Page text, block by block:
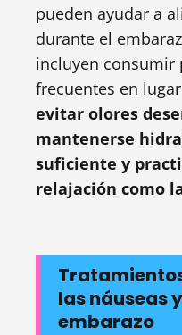
pueden ayudar a
durante el
incluyen consumir
frecuentes en
evitar olores
mantenerse
suficiente y
relajación como
las náuseas
embarazo